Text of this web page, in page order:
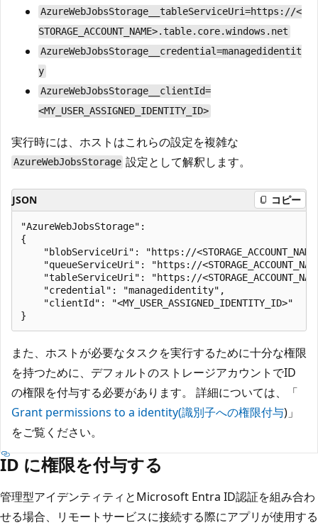
AzureWebJobsStorage__tableServiceUri=https://<
STORAGE_ACCOUNT_NAME>.table.core.windows.net
AzureWebJobsStorage__credential=managedidentit
y
AzureWebJobsStorage__clientId=
<MY_USER_ASSIGNED_IDENTITY_ID>
実行時には、ホストはこれらの設定を複雑な
AzureWebJobsStorage 設定として解釈します。
JSON コピー
"AzureWebJobsStorage":
{
"blobServiceUri": "https://
"queueServiceUri": "https://
"tableServiceUri": "https://
    "credential": "managedidentity",
    "clientId": "<MY_USER_ASSIGNED_IDENTITY_ID>"
また、ホストが必要なタスクを実行するために十分な権限
を持つために、デフォルトのストレージアカウントでID
の権限を付与する必要があります。 詳細については、「
Grant permissions to a identity(識別子への権限付与)」
をご覧ください。
ID に権限を付与する
管理型アイデンティティとMicrosoft Entra ID認証を組み合わ
せる場合、リモートサービスに接続する際にアプリが使用する